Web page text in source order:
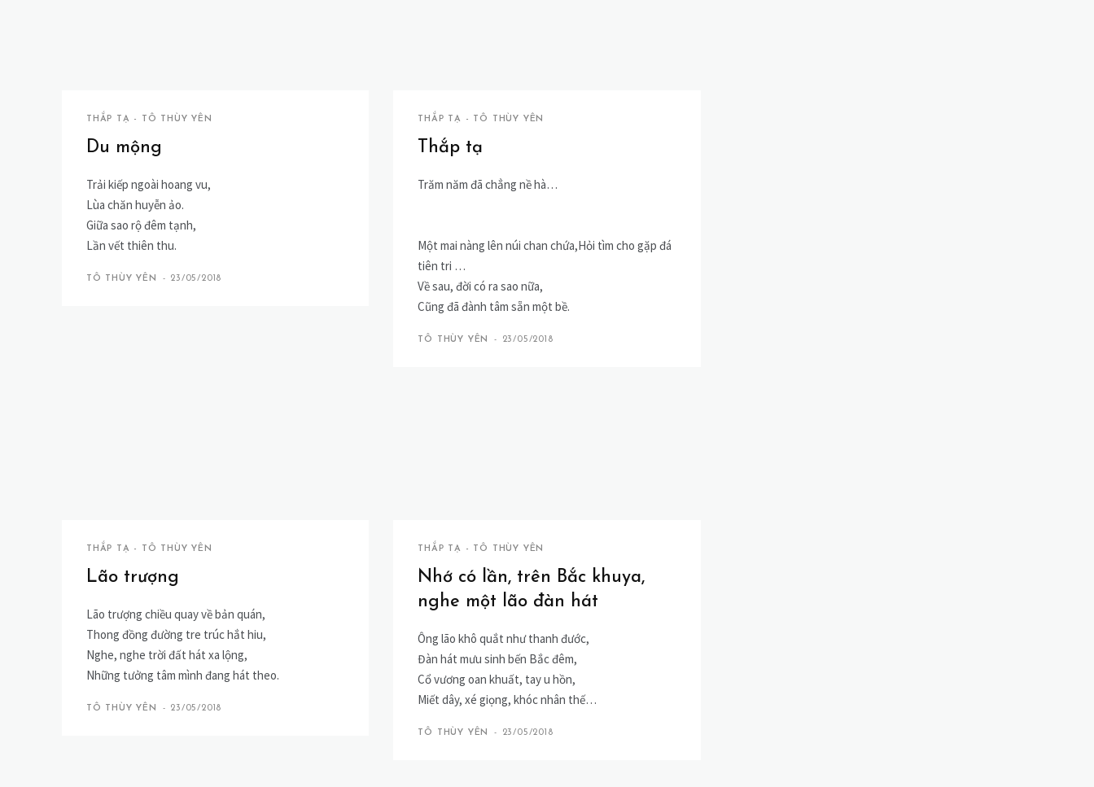
THẮP TẠ - TÔ THÙY YÊN
Du mộng
Trải kiếp ngoài hoang vu,
Lùa chăn huyễn ảo.
Giữa sao rộ đêm tạnh,
Lần vết thiên thu.
TÔ THÙY YÊN - 23/05/2018
THẮP TẠ - TÔ THÙY YÊN
Thắp tạ
Trăm năm đã chẳng nề hà…
Một mai nàng lên núi chan chứa,Hỏi tìm cho gặp đá
tiên tri …
Về sau, đời có ra sao nữa,
Cũng đã đành tâm sẵn một bề.
TÔ THÙY YÊN - 23/05/2018
THẮP TẠ - TÔ THÙY YÊN
Lão trượng
Lão trượng chiều quay về bản quán,
Thong đồng đường tre trúc hắt hiu,
Nghe, nghe trời đất hát xa lộng,
Những tưởng tâm mình đang hát theo.
TÔ THÙY YÊN - 23/05/2018
THẮP TẠ - TÔ THÙY YÊN
Nhớ có lần, trên Bắc khuya,
nghe một lão đàn hát
Ông lão khô quắt như thanh đước,
Đàn hát mưu sinh bến Bắc đêm,
Cổ vương oan khuất, tay u hồn,
Miết dây, xé giọng, khóc nhân thế…
TÔ THÙY YÊN - 23/05/2018